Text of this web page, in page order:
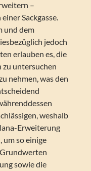
–
Sackgasse.
und dem
jedoch
erlauben es, die
untersuchen
nehmen, was den
weshalb
Erweiterung
um so einige
sowie die